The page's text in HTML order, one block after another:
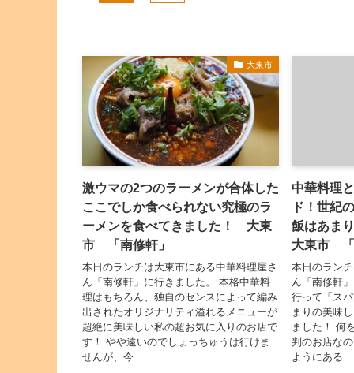
大東市
激ウマの2つのラーメンが合体した
ここでしか食べられない究極のラ
ーメンを食べてきました！ 大東
市 「南修軒」
本日のランチは大東市にある中華料理屋さ
ん「南修軒」に行きました。 本格中華料
理はもちろん、独自のセンスによって編み
出されたオリジナリティ溢れるメニューが
超絶に美味しい私の超お気に入りのお店で
す！ やや遠いのでしょっちゅうは行けま
せんが、今...
中華料理
ド！世紀
飯はあま
大東市
本日のラン
ん「南修軒
行って「ス
まりの美味
ました！ 何
判のお店な
ようにある...